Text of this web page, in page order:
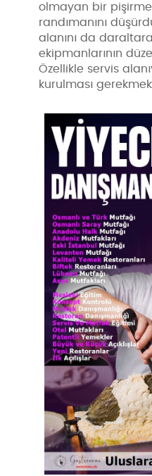
olmayan bir pişirme
randımanını
alanını da
ekipmanlarının
Özellikle servis
kurulması